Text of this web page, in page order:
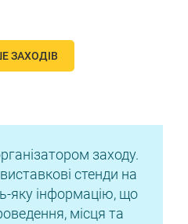
ЗАХОДІВ
заходу.
стенди на
яку інформацію, що
місця та